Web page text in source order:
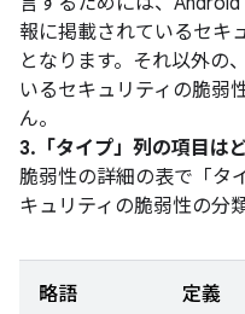
報に掲載されているセキ
となります。それ以外の
いるセキュリティの脆弱
ん。
3.「タイプ」 列の項目は
脆弱性の詳細の表で「タ
キュリティの脆弱性の分
略語 定義